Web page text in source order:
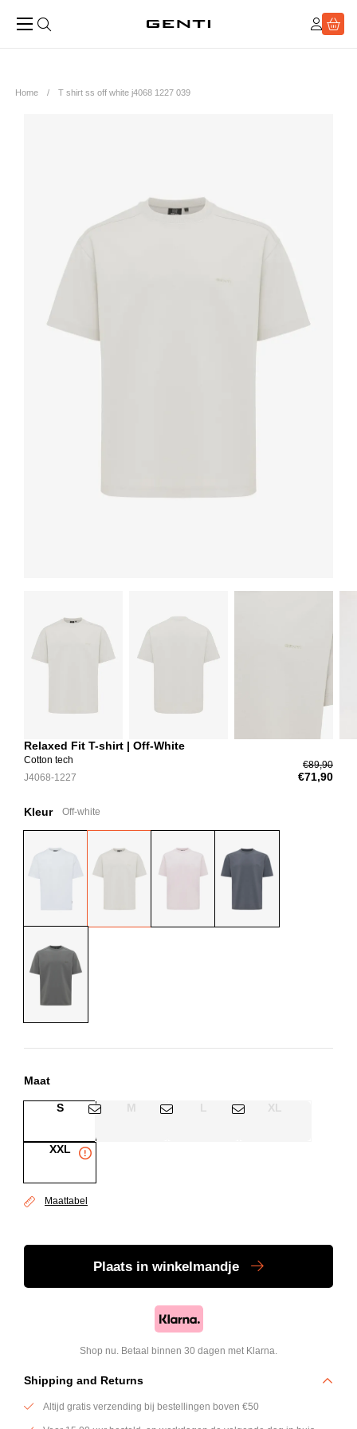
Home T shirt ss off white j4068 1227 039
Relaxed Fit T-shirt | Off-White
Cotton tech
J4068-1227
€89,90
€71,90
Kleur Off-white
Maat
S M L XL
XXL
Maattabel
Plaats in winkelmandje
Shop nu. Betaal binnen 30 dagen met Klarna.
Shipping and Returns
Altijd gratis verzending bij bestellingen boven €50